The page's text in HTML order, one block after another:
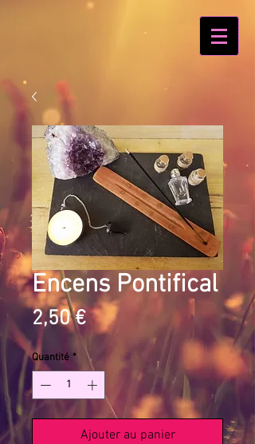
Encens Pontifical
2,50 €Prix
Quantité *
Ajouter au panier